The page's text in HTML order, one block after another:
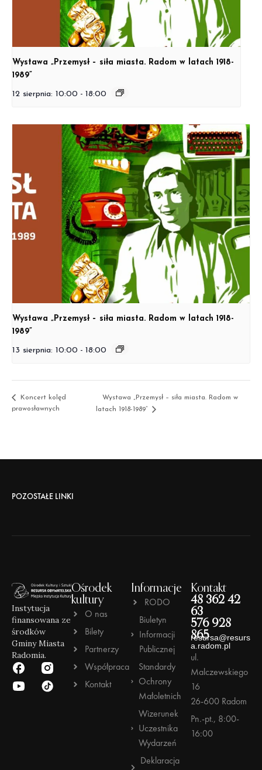
Wystawa „Przemysł – siła miasta. Radom w latach 1918-
1989”
12 sierpnia: 10:00 - 18:00
Wystawa „Przemysł – siła miasta. Radom w latach 1918-
1989”
13 sierpnia: 10:00 - 18:00
Koncert kolęd
prawosławnych
Wystawa „Przemysł – siła miasta. Radom w
latach 1918-1989”
POZOSTAŁE LINKI
Instytucja
finansowana ze
środków
Gminy Miasta
Radomia.
Ośrodek
kultury
O nas
Bilety
Partnerzy
Współpraca
Kontakt
Informacje
RODO
Biuletyn
Informacji
Publicznej
Standardy
Ochrony
Małoletnich
Wizerunek
Uczestnika
Wydarzeń
Deklaracja
Kontakt
48 362 42
63
576 928
865
resursa@resurs
a.radom.pl
ul.
Malczewskiego
16
26-600 Radom
Pn.-pt., 8:00-
16:00